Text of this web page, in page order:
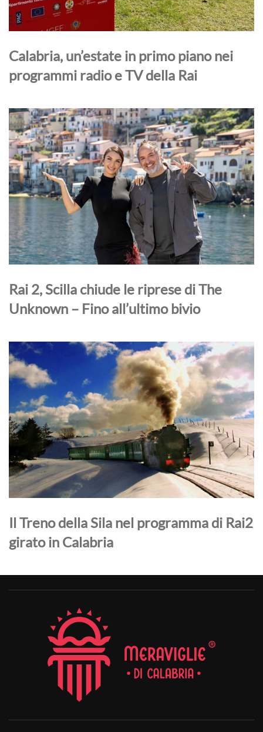
Calabria, un’estate in primo piano nei
programmi radio e TV della Rai
Rai 2, Scilla chiude le riprese di The
Unknown – Fino all’ultimo bivio
Il Treno della Sila nel programma di Rai2
girato in Calabria